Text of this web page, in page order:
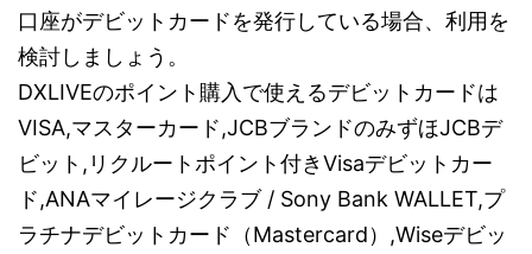
口座がデビットカードを発行している場合、利用を
検討しましょう。
DXLIVEのポイント購入で使えるデビットカードは
VISA,マスターカード,JCBブランドのみずほJCBデ
ビット,リクルートポイント付きVisaデビットカー
ド,ANAマイレージクラブ / Sony Bank WALLET,プ
ラチナデビットカード（Mastercard）,Wiseデビッ